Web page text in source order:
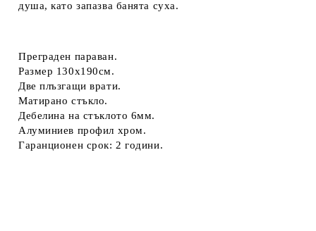
душа, като запазва банята суха.
Преграден параван.
Размер 130х190см.
Две плъзгащи врати.
Матирано стъкло.
Дебелина на стъклото 6мм.
Алуминиев профил хром.
Гаранционен срок: 2 години.